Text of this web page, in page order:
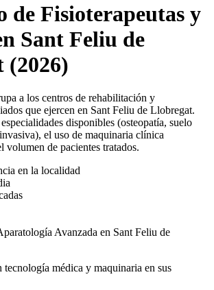
de Fisioterapeutas y
Sant Feliu de
(2026)
a los centros de rehabilitación y
que ejercen en Sant Feliu de Llobregat.
disponibles (osteopatía, suelo
el uso de maquinaria clínica
volumen de pacientes tratados.
en la localidad
Avanzada en Sant Feliu de
tecnología médica y maquinaria en sus